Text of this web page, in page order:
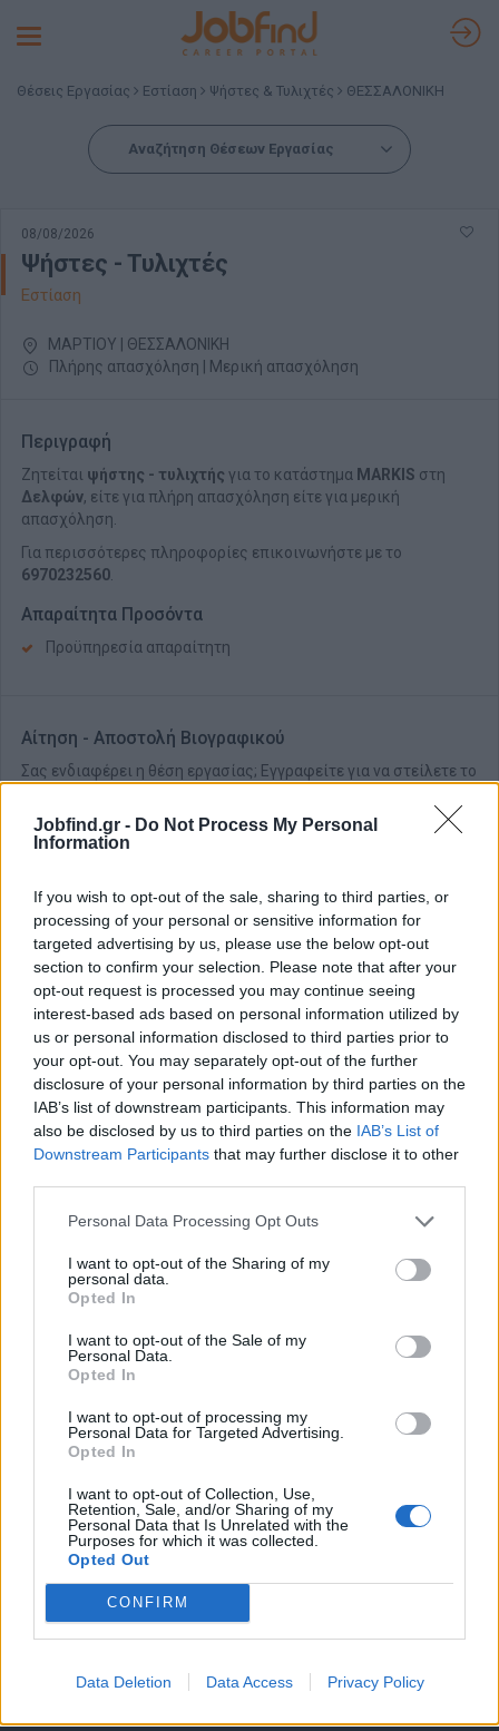
Jobfind.gr - Do Not Process My Personal
Information
If you wish to opt-out of the sale, sharing to third parties, or
processing of your personal or sensitive information for
targeted advertising by us, please use the below opt-out
section to confirm your selection. Please note that after your
opt-out request is processed you may continue seeing
interest-based ads based on personal information utilized by
us or personal information disclosed to third parties prior to
your opt-out. You may separately opt-out of the further
disclosure of your personal information by third parties on the
IAB’s list of downstream participants. This information may
also be disclosed by us to third parties on the IAB’s List of
Downstream Participants that may further disclose it to other
Personal Data Processing Opt Outs
I want to opt-out of the Sharing of my
personal data.
Opted In
I want to opt-out of the Sale of my
Personal Data.
Opted In
I want to opt-out of processing my
Personal Data for Targeted Advertising.
Opted In
I want to opt-out of Collection, Use,
Retention, Sale, and/or Sharing of my
Personal Data that Is Unrelated with the
Purposes for which it was collected.
Opted Out
CONFIRM
Data Deletion Data Access Privacy Policy
Toggle
Θέσεις Εργασίας Εστίαση Ψήστες & Τυλιχτές ΘΕΣΣΑΛΟΝΙΚΗ
Αναζήτηση Θέσεων Εργασίας
08/08/2026
Ψήστες - Τυλιχτές
Εστίαση
ΜΑΡΤΙΟΥ | ΘΕΣΣΑΛΟΝΙΚΗ
Πλήρης απασχόληση | Μερική απασχόληση
Περιγραφή
Ζητείται ψήστης - τυλιχτής για το κατάστημα MARKIS στη
Δελφών, είτε για πλήρη απασχόληση είτε για μερική
απασχόληση.
Για περισσότερες πληροφορίες επικοινωνήστε με το
6970232560
Απαραίτητα Προσόντα
Προϋπηρεσία απαραίτητη
Αίτηση - Αποστολή Βιογραφικού
Σας ενδιαφέρει η θέση εργασίας; Εγγραφείτε για να στείλετε το
Θέσεις εργασίας
Όλες οι Θέσεις Εργασίας
Θέσεις Εργασίας ανά Ειδικότητα
Κέντρο Βοήθειας
Υπηρεσίες υποψηφίων
Καταχώρηση Online Βιογραφικού
Συμβουλές Καριέρας
HR corner